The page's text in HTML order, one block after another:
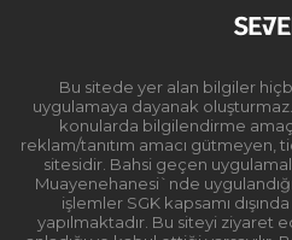
Bu sitede yer alan bilgiler
uygulamaya dayanak
konularda bilgilendirme
reklam/tanıtım amacı gütmeyen,
sitesidir. Bahsi geçen
Muayenehanesi`nde
işlemler SGK kapsamı
yapılmaktadır. Bu siteyi ziyaret